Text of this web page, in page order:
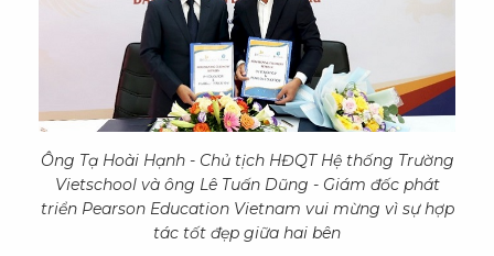
Ông Tạ Hoài Hạnh - Chủ tịch HĐQT Hệ thống Trường
Vietschool và ông Lê Tuấn Dũng - Giám đốc phát
triển Pearson Education Vietnam vui mừng vì sự hợp
tác tốt đẹp giữa hai bên